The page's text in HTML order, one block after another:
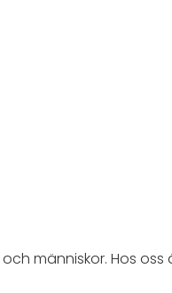
människor. Hos oss